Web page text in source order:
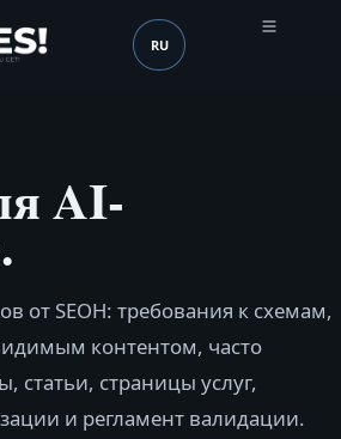
Язык (mobile header)
RU
AI-
от SEOH: требования к схемам,
контентом, часто
статьи, страницы услуг,
и регламент валидации.